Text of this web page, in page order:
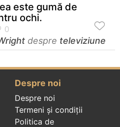
este gumă de
ochi.
despre televiziune
Despre noi
Despre noi
Termeni și condiții
Politica de